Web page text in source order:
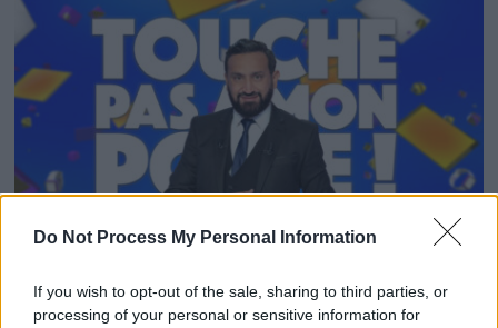
Do Not Process My Personal Information
If you wish to opt-out of the sale, sharing to third parties, or
processing of your personal or sensitive information for
Qui est cette personnalité politique que Cyril Hanouna
a reçu chez lui ?